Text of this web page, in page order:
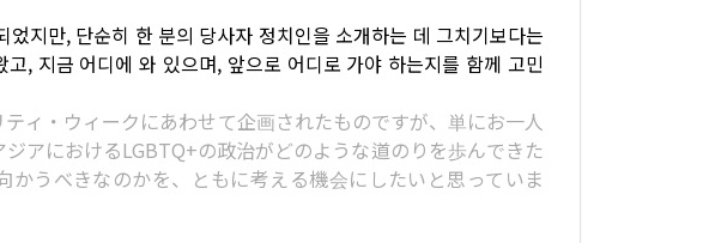
지만, 단순히 한 분의 당사자 정치인을 소개하는 데 그치기보다는
, 지금 어디에 와 있으며, 앞으로 어디로 가야 하는지를 함께 고민
ィ・ウィークにあわせて企画されたものですが、単にお一人
アにおけるLGBTQ+の政治がどのような道のりを歩んできた
かうべきなのかを、ともに考える機会にしたいと思っていま